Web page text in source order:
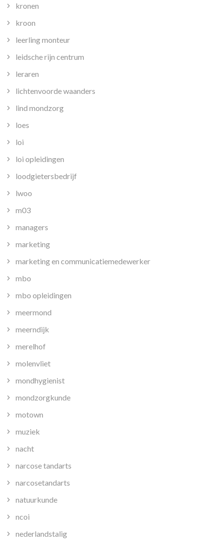
kronen
kroon
leerling monteur
leidsche rijn centrum
leraren
lichtenvoorde waanders
lind mondzorg
loes
loi
loi opleidingen
loodgietersbedrijf
lwoo
m03
managers
marketing
marketing en communicatiemedewerker
mbo
mbo opleidingen
meermond
meerndijk
merelhof
molenvliet
mondhygienist
mondzorgkunde
motown
muziek
nacht
narcose tandarts
narcosetandarts
natuurkunde
ncoi
nederlandstalig